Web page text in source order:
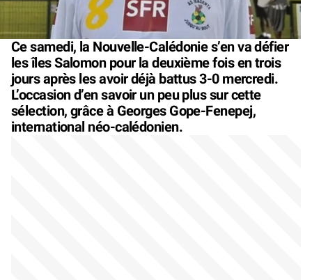
Ce samedi, la Nouvelle-Calédonie s’en va défier
les îles Salomon pour la deuxième fois en trois
jours après les avoir déjà battus 3-0 mercredi.
L’occasion d’en savoir un peu plus sur cette
sélection, grâce à Georges Gope-Fenepej,
international néo-calédonien.